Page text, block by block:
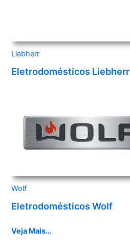
Liebherr
Eletrodomésticos Liebherr
Wolf
Eletrodomésticos Wolf
Veja Mais…